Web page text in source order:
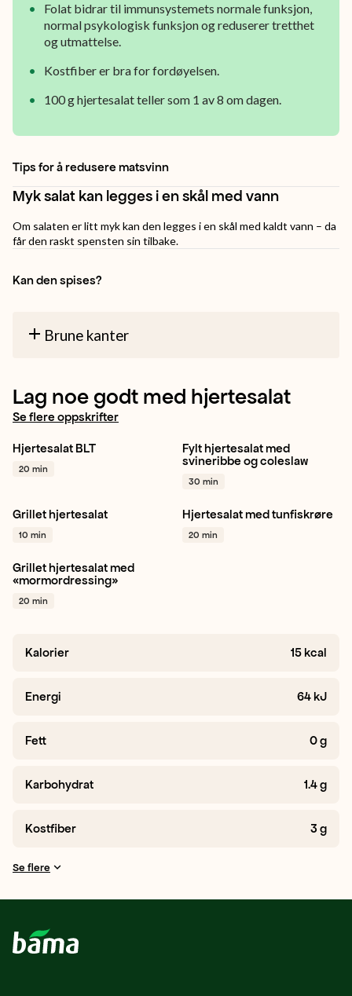
smaken
teksturen
skikkelig
sprø
og
saftig.
Folat bidrar til immunsystemets normale funksjon,
normal psykologisk funksjon og reduserer tretthet
og utmattelse.
Kostfiber er bra for fordøyelsen.
100 g hjertesalat teller som 1 av 8 om dagen.
Tips for å redusere matsvinn
Myk salat kan legges i en skål med vann
Om salaten er litt myk kan den legges i en skål med kaldt vann – da
får den raskt spensten sin tilbake.
Kan den spises?
Brune kanter
Lag noe godt med hjertesalat
Se flere oppskrifter
Hjertesalat
Tomat
Hvitløk
Hjertesalat BLT
20 min
Hjertesalat Gulrot
Eple
Fylt hjertesalat med
svineribbe og coleslaw
30 min
Hjertesalat
Hvitløk
Persille
Grillet hjertesalat
10 min
Hjertesalat Salat
Fisk
+ 1
Hjertesalat med tunfiskrøre
20 min
Hjertesalat
Sitron
Grillet hjertesalat med
«mormordressing»
20 min
Kalorier 15 kcal
Energi 64 kJ
Fett 0g
Karbohydrat 1.4g
Kostfiber 3 g
Se flere